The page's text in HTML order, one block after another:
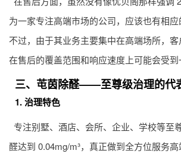
为一家专注高端市场的公司，应该也有相应
不过，由于其业务主要集中在高端场所，客
在售后的覆盖范围和响应速度上可能会受到
三、芚茵除醛——至尊级治理的代
1. 治理特色
专注别墅、酒店、会所、企业、学校等至
醛达到 0.04mg/m³，真正做到全方位服务